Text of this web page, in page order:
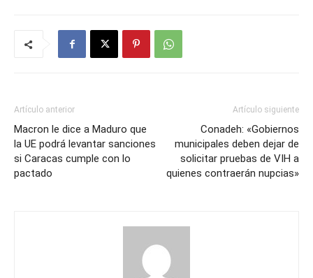
Artículo anterior
Macron le dice a Maduro que
la UE podrá levantar sanciones
si Caracas cumple con lo
pactado
Artículo siguiente
Conadeh: «Gobiernos
municipales deben dejar de
solicitar pruebas de VIH a
quienes contraerán nupcias»